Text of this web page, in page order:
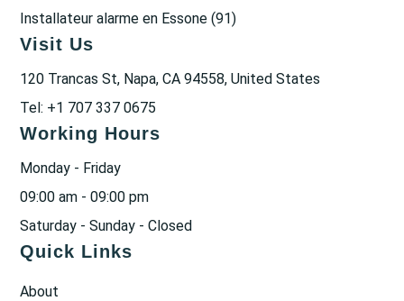
Installateur alarme en Essone (91)
Visit Us
120 Trancas St, Napa, CA 94558, United States
Tel: +1 707 337 0675
Working Hours
Monday - Friday
09:00 am - 09:00 pm
Saturday - Sunday - Closed
Quick Links
About